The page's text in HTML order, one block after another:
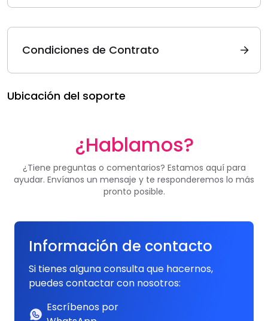
Condiciones de Contrato
Ubicación del soporte
¿Hablamos?
¿Tiene preguntas o comentarios? Estamos aquí para
ayudar. Envíanos un mensaje y te responderemos lo más
pronto posible.
Información de contacto
Si tienes alguna consulta que hacernos,
puedes contactar con nosotros:
Escríbenos por